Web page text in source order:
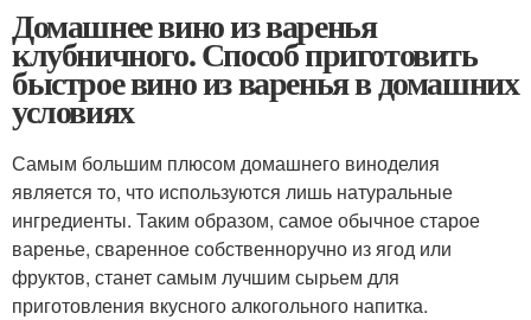
Домашнее вино из варенья
клубничного. Способ приготовить
быстрое вино из варенья в домашних
условиях
Самым большим плюсом домашнего виноделия
является то, что используются лишь натуральные
ингредиенты. Таким образом, самое обычное старое
варенье, сваренное собственноручно из ягод или
фруктов, станет самым лучшим сырьем для
приготовления вкусного алкогольного напитка.